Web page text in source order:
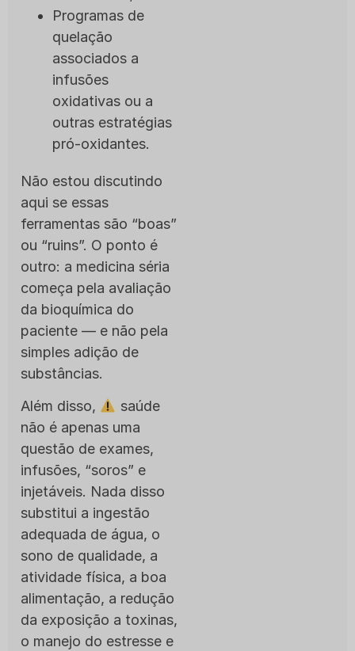
Programas de
quelação
associados a
infusões
oxidativas ou a
outras estratégias
pró-oxidantes.
Não estou discutindo
aqui se essas
ferramentas são “boas”
ou “ruins”. O ponto é
outro: a medicina séria
começa pela avaliação
da bioquímica do
paciente — e não pela
simples adição de
substâncias.
Além disso,
saúde
não é apenas uma
questão de exames,
infusões, “soros” e
injetáveis. Nada disso
substitui a ingestão
adequada de água, o
sono de qualidade, a
atividade física, a boa
alimentação, a redução
da exposição a toxinas,
o manejo do estresse e